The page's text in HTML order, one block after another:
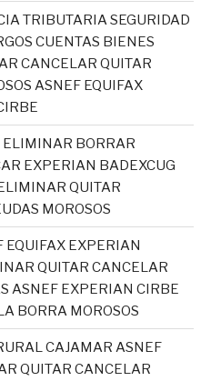
TRIBUTARIA SEGURIDAD
CUENTAS BIENES
CANCELAR QUITAR
ASNEF EQUIFAX
BORRAR
EXPERIAN BADEXCUG
QUITAR
MOROSOS
EXPERIAN
QUITAR CANCELAR
ASNEF EXPERIAN CIRBE
BORRA MOROSOS
CAJAMAR ASNEF
QUITAR CANCELAR